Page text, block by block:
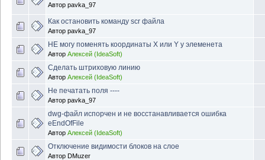
Автор pavka_97
Как остановить команду scr файла
Автор pavka_97
НЕ могу поменять координаты X или Y у элеменета
Автор Алексей (IdeaSoft)
Сделать штриховую линию
Автор Алексей (IdeaSoft)
Не печатать поля ----
Автор pavka_97
dwg-файл испорчен и не восстанавливается ошибка
eEndOfFile
Автор Алексей (IdeaSoft)
Отключение видимости блоков на слое
Автор DMuzer